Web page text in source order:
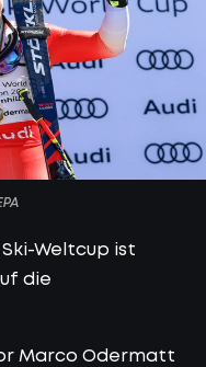
Weltcup ist
die
Marco Odermatt